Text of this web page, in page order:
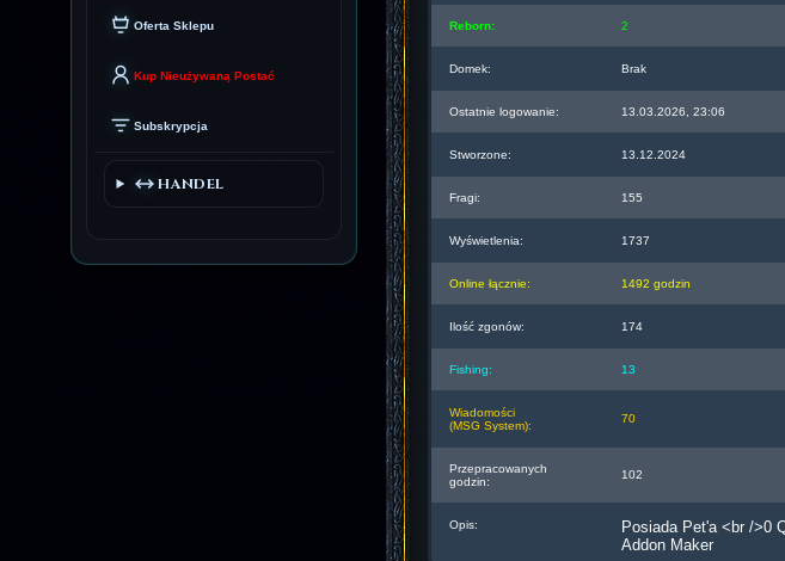
Oferta Sklepu
Kup Nieużywaną Postać
Subskrypcja
HANDEL
Reborn: 2
Domek: Brak
Ostatnie logowanie: 13.03.2026, 23:06
Stworzone: 13.12.2024
Fragi: 155
Wyświetlenia: 1737
Online łącznie: 1492 godzin
Ilość zgonów: 174
Fishing: 13
Wiadomości
(MSG System):
70
Przepracowanych
godzin:
102
Opis:
Posiada Pet'a <br />0
Addon Maker